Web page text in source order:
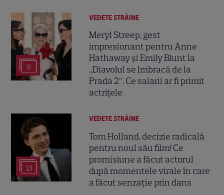
9
VEDETE STRĂINE
Meryl Streep, gest
impresionant pentru Anne
Hathaway și Emily Blunt la
„Diavolul se îmbracă de la
Prada 2”. Ce salarii ar fi primit
actrițele
13
VEDETE STRĂINE
Tom Holland, decizie radicală
pentru noul său film! Ce
promisiune a făcut actorul
după momentele virale în care
a făcut senzație prin dans